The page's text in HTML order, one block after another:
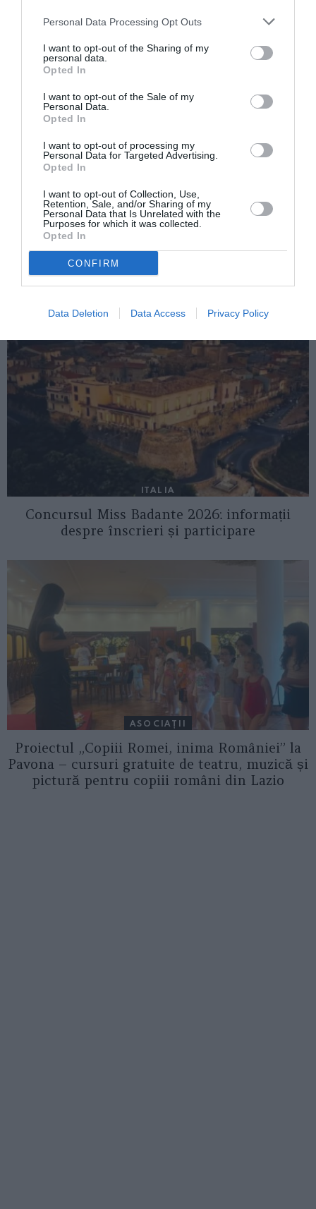
Personal Data Processing Opt Outs
I want to opt-out of the Sharing of my
personal data.
Opted In
I want to opt-out of the Sale of my
Personal Data.
Opted In
I want to opt-out of processing my
Personal Data for Targeted Advertising.
Opted In
I want to opt-out of Collection, Use,
Retention, Sale, and/or Sharing of my
Personal Data that Is Unrelated with the
Purposes for which it was collected.
Opted In
CONFIRM
Data Deletion Data Access Privacy Policy
Doliu în Poliția Română: Chestorul Dan Fătuloiu a
murit subit la 66 de ani. A făcut infarct
Articolul anterior
accidentate mortal, șoferul ucigaș nu a
oprit pentru a le acorda ajutor
Următorul articol
Italia, legături interzise în biroul primăriei:
o femeie ar fi obținut astfel un contract
pentru curățarea străzilor orașului
AȚI PUTEA DORI DE
ASEMENEA
ITALIA
Concursul Miss Badante 2026: informații
despre înscrieri și participare
ASOCIAŢII
Proiectul „Copiii Romei, inima României” la
Pavona – cursuri gratuite de teatru, muzică și
pictură pentru copiii români din Lazio